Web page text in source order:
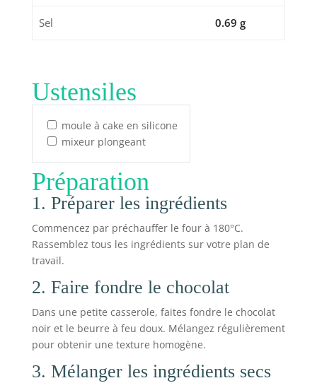
Sel 0.69 g
Ustensiles
moule à cake en silicone
mixeur plongeant
Préparation
1. Préparer les ingrédients
Commencez par préchauffer le four à 180°C.
Rassemblez tous les ingrédients sur votre plan de
travail.
2. Faire fondre le chocolat
Dans une petite casserole, faites fondre le chocolat
noir et le beurre à feu doux. Mélangez régulièrement
pour obtenir une texture homogène.
3. Mélanger les ingrédients secs